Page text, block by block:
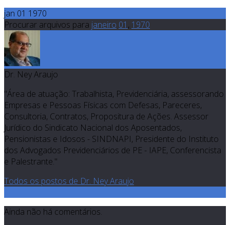
jan 01 1970
Procurar arquivos para janeiro 01 , 1970
Dr. Ney Araujo
"Área de atuação: Trabalhista, Previdenciária, assessorando
Empresas e Pessoas Físicas com Defesas, Pareceres,
Consultoria, Contratos, Propositura de Ações. Assessor
Jurídico do Sindicato Nacional dos Aposentados,
Pensionistas e Idosos - SINDNAPI, Presidente do Instituto
dos Advogados Previdenciários de PE - IAPE, Conferencista
e Palestrante."
Todos os postos de Dr. Ney Araujo
Ainda não há comentários.